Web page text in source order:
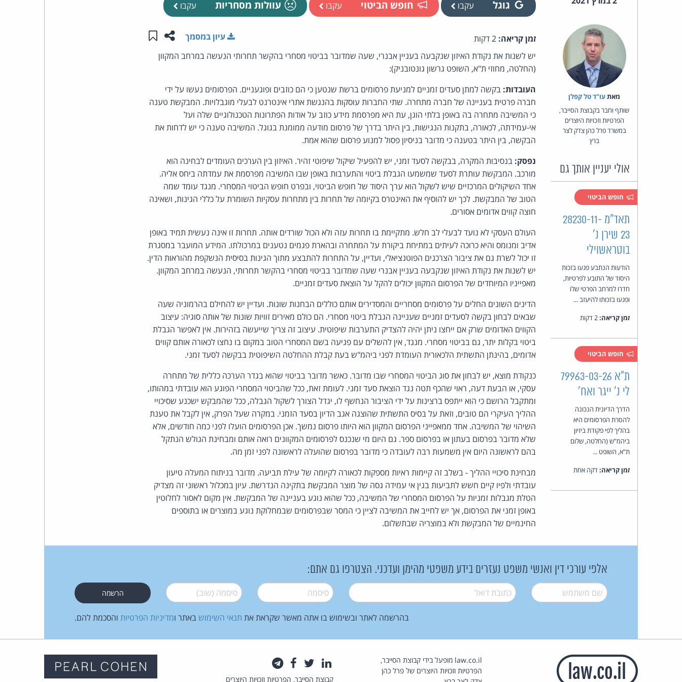
גוגל עקבו חופש הביטוי עקבו עוולות מסחריות עקבו
מאת‏עו"ד טל קפלן
שותף וחבר בקבוצת הסייבר,
הפרטיות וזכויות היוצרים
במשרד פרל כהן צדק לצר
ברץ
אולי יעניין אותך גם
חופש הביטוי
תאד"מ 28230-11-
23 שירן נ'
בוטראשוילי
הודעות הנתבע פגעו בזכות
היסוד של התובע לפרטיות,
חדרו למרחב הפרטי שלו
ופגעו בזכותו להיעזב ...
זמן קריאה:
חופש הביטוי
ת"א 79963-03-26
לי נ' ייגר ואח'
הדרך הדיונית הנכונה
להסרת הפרסומים היא
בהליך לפי פקודת ביזיון
ביהמ"ש (החלטה, שלום
ת"א, השופט ...
זמן קריאה:דקה אחת
זמן קריאה: שתפו עמוד זה
שמור ב"תכנים שלי"
עיון במסמך
יש לשנות את נקודת האיזון שנקבעה בעניין אבנרי, שעה שמדובר בביטוי מסחרי בהקשר תחרותי הנעשה במרחב המקוון
(החלטה, מחוזי ת"א, השופט גרשון גונטובניק):
העובדות: בקשה למתן סעדים זמניים למניעת פרסומים ברשת שנטען כי הם כוזבים ופוגעניים. הפרסומים נעשו על ידי
חברה פרטית בעניינה של חברה מתחרה. שתי החברות עוסקות בהנגשת אתרי אינטרנט לבעלי מוגבלויות. המבקשת טענה
כי המשיבה מתחרה בה באופן בלתי הוגן, עת היא מפרסמת מידע כוזב על אודות הפתרונות הטכנולוגיים שלה ועל
אי-עמידתה, לכאורה, בתקנות הנגישות, בין היתר בדרך של פרסום מודעה ממומנת בגוגל. המשיבה טענה כי יש לדחות את
הבקשה, בין היתר בטענה כי מדובר בניסיון פסול למנוע פרסום שהוא אמת.
נפסק: בנסיבות המקרה, בבקשה לסעד זמני, יש להפעיל שיקול שיפוטי זהיר. האיזון בין הערכים העומדים לבחינה הוא
מורכב. המבקשת עותרת לסעד שמשמעו הגבלת ביטוי והתערבות באופן שבו המשיבה מפרסמת את עמדתה ביחס אליה.
אחד השיקולים המרכזיים שיש לשקול הוא ערך היסוד של חופש הביטוי, ובפרט חופש הביטוי המסחרי. מנגד עומד שמה
הטוב של המבקשת. לכך יש להוסיף את האינטרס בקיומה של תחרות בין מתחרות עסקיות השומרת על כללי הגינות, ושאינה
חוצה קווים אדומים אסורים.
העולם העסקי לא נועד לבעלי לב חלש. מתקיימת בו תחרות עזה ולא הכול שורדים אותה. תחרות זו אינה נעשית תמיד באופן
אדיב ומנומס והיא כרוכה לעיתים במתיחת ביקורת על המתחרה ובהארת פגמים נטענים במרכולתו. המידע המועבר במסגרת
זו יכול לשרת גם את ציבור הצרכנים הפוטנציאלי, ועדיין, על התחרות להתבצע מתוך הגינות בסיסית הנשקפת מהוראות הדין.
יש לשנות את נקודת האיזון שנקבעה בעניין אבנרי שעה שמדובר בביטוי מסחרי בהקשר תחרותי, הנעשה במרחב המקוון.
מאפייניו המיוחדים של הפרסום המקוון יכולים להקל על הוצאת סעדים זמניים.
הדינים השונים החלים על פרסומים מסחריים והמסדירים אותם כוללים הבחנות שונות. ועדיין יש להחילם בהרמוניה שעה
שבאים לבחון בקשה לסעדים זמניים שעניינה הגבלת ביטוי מסחרי. הם כולם מאירים זוויות שונות של אותה סוגיה: עיצוב
הקווים האדומים שרק אם ייחצו ניתן יהיה להצדיק התערבות שיפוטית. עיצוב זה צריך שייעשה בזהירות. אין לאפשר הגבלת
ביטוי בקלות יתר, גם בביטוי מסחרי. מנגד, אין להשלים עם פגיעה בשם המסחרי הטוב במקום בו נחצו לכאורה אותם קווים
אדומים, בהינתן התשתית הלכאורית העומדת לפני ביהמ"ש בעת קבלת ההחלטה השיפוטית בבקשה לסעד זמני.
כנקודת מוצא, יש לבחון את סוג הביטוי המסחרי שבו מדובר. כאשר מדובר בביטוי שהוא בגדר הערכה כללית של מתחרה
עסקי, או הבעת דעה, ראוי שהכף תטה נגד הוצאת סעד זמני. לעומת זאת, ככל שהביטוי המסחרי הפוגע הוא עובדתי במהותו,
ומתקבל הרושם כי הוא ייתפס ברצינות על ידי הציבור הנחשף לו, יגדל הצורך לשקול הגבלה, ככל שהמבקש ישכנע שסיכויי
ההליך העיקרי הם טובים, וזאת על בסיס התשתית שהוצגה אגב הדיון בסעד הזמני. במקרה שעל הפרק, אין לקבל את טענת
השיהוי של המשיבה. אחד ממאפייני הפרסום המקוון הוא היותו פרסום נמשך. אכן הפרסומים הועלו לפני כמה חודשים, אלא
שלא מדובר בפרסום בעתון או בפרסום ספר. גם היום מי שנכנס לפרסומים המקוונים רואה אותם ומבחינת הגולש הנתקל
בהם לראשונה היום אין משמעות רבה לעובדה כי מדובר בפרסום שהועלה לראשונה לפני זמן מה.
מבחינת סיכויי ההליך - בשלב זה קיימות ראיות מספקות לכאורה לקיומה של עילת תביעה. מדובר בניתוח המעלה טיעון
עובדתי ולפיו קיים חשש לתביעות בגין אי עמידה גסה של מוצר המבקשת בתקינה הנדרשת. עיון במכלול ראשוני זה מצדיק
הטלת מגבלות זמניות על הפרסום המסחרי של המשיבה, ככל שהוא נוגע בעניינה של המבקשת. אין מקום לאסור לחלוטין
באופן זמני את הפרסום, אך יש לחייב את המשיבה לציין כי המסר שבפרסומים שבמחלוקת נוגע במוצרים או בתוספים
החינמיים של המבקשת ולא במוצריה שבתשלום.
אלפי עורכי דין ואנשי משפט נעזרים בידע משפטי מהימן ועדכני. הצטרפו גם אתם:
שם משתמש* דואל* סיסמה* סיסמה (שוב)*
בהרשמה לאתר ובשימוש בו אתה מאשר שקראת את תנאי השימוש באתר ומדיניות הפרטיות והסכמת להם.
law.co.il מופעל בידי קבוצת הסייבר,
הפרטיות וזכויות היוצרים של פרל כהן
לינקדאין
טוויטרפייסבוק
קבוצת הסייבר, הפרטיות וזכויות היוצרים